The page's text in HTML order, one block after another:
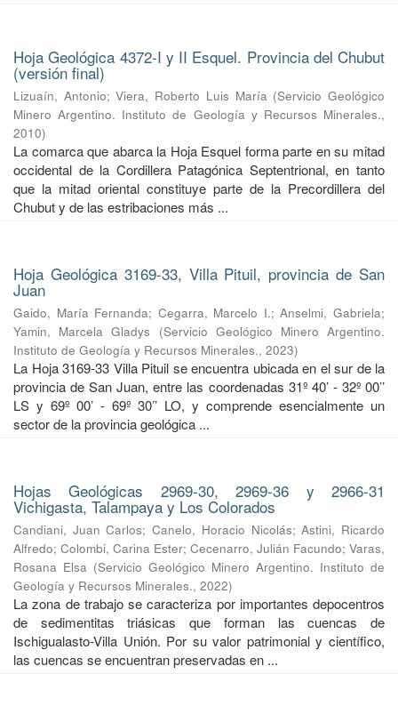
Hoja Geológica 4372-I y II Esquel. Provincia del Chubut
(versión final)
Lizuaín, Antonio;Viera, Roberto Luis María (Servicio Geológico
Minero Argentino. Instituto de Geología y Recursos Minerales.,
2010)
La comarca que abarca la Hoja Esquel forma parte en su mitad
occidental de la Cordillera Patagónica Septentrional, en tanto
que la mitad oriental constituye parte de la Precordillera del
Chubut y de las estribaciones más ...
Hoja Geológica 3169-33, Villa Pituil, provincia de San
Juan
Gaido, María Fernanda; Cegarra, Marcelo I.;Anselmi, Gabriela;
Yamin, Marcela Gladys
(Servicio Geológico Minero Argentino.
Instituto de Geología y Recursos Minerales., 2023)
La Hoja 3169-33 Villa Pituil se encuentra ubicada en el sur de la
provincia de San Juan, entre las coordenadas 31º 40’ - 32º 00’’
LS y 69º 00’ - 69º 30’’ LO, y comprende esencialmente un
sector de la provincia geológica ...
Hojas Geológicas 2969-30, 2969-36 y 2966-31
Vichigasta, Talampaya y Los Colorados
Candiani, Juan Carlos;Canelo, Horacio Nicolás;Astini, Ricardo
Alfredo; Colombi, Carina Ester; Cecenarro, Julián Facundo; Varas,
Rosana Elsa (Servicio Geológico Minero Argentino. Instituto de
Geología y Recursos Minerales., 2022)
La zona de trabajo se caracteriza por importantes depocentros
de sedimentitas triásicas que forman las cuencas de
Ischigualasto-Villa Unión. Por su valor patrimonial y cientíﬁco,
las cuencas se encuentran preservadas en ...